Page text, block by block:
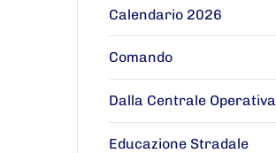
Calendario 2026
Comando
Dalla Centrale Operativa
Educazione Stradale